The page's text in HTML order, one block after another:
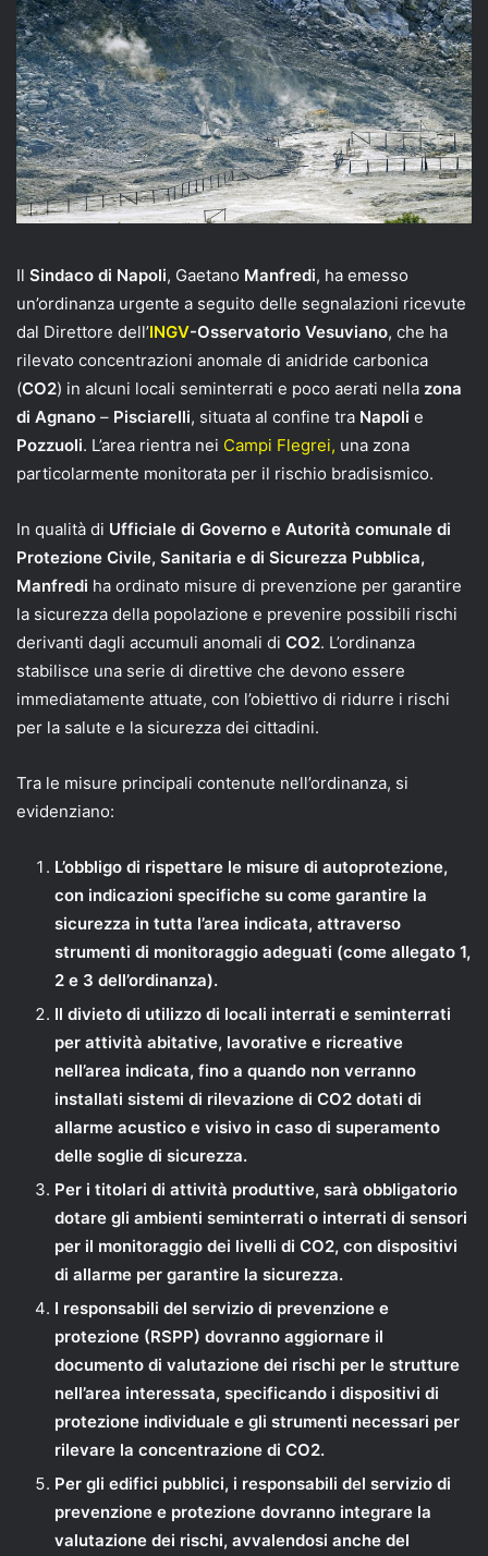
Il Sindaco di Napoli, Gaetano Manfredi, ha emesso
un’ordinanza urgente a seguito delle segnalazioni ricevute
dal Direttore dell’INGV-Osservatorio Vesuviano, che ha
rilevato concentrazioni anomale di anidride carbonica
(CO2) in alcuni locali seminterrati e poco aerati nella zona
di Agnano – Pisciarelli, situata al confine tra Napoli e
Pozzuoli. L’area rientra nei Campi Flegrei, una zona
particolarmente monitorata per il rischio bradisismico.
In qualità di Ufficiale di Governo e Autorità comunale di
Protezione Civile, Sanitaria e di Sicurezza Pubblica,
Manfredi ha ordinato misure di prevenzione per garantire
la sicurezza della popolazione e prevenire possibili rischi
derivanti dagli accumuli anomali di CO2. L’ordinanza
stabilisce una serie di direttive che devono essere
immediatamente attuate, con l’obiettivo di ridurre i rischi
per la salute e la sicurezza dei cittadini.
Tra le misure principali contenute nell’ordinanza, si
evidenziano:
L’obbligo di rispettare le misure di autoprotezione,
con indicazioni specifiche su come garantire la
sicurezza in tutta l’area indicata, attraverso
strumenti di monitoraggio adeguati (come allegato 1,
2 e 3 dell’ordinanza).
Il divieto di utilizzo di locali interrati e seminterrati
per attività abitative, lavorative e ricreative
nell’area indicata, fino a quando non verranno
installati sistemi di rilevazione di CO2 dotati di
allarme acustico e visivo in caso di superamento
delle soglie di sicurezza.
Per i titolari di attività produttive, sarà obbligatorio
dotare gli ambienti seminterrati o interrati di sensori
per il monitoraggio dei livelli di CO2, con dispositivi
di allarme per garantire la sicurezza.
I responsabili del servizio di prevenzione e
protezione (RSPP) dovranno aggiornare il
documento di valutazione dei rischi per le strutture
nell’area interessata, specificando i dispositivi di
protezione individuale e gli strumenti necessari per
rilevare la concentrazione di CO2.
Per gli edifici pubblici, i responsabili del servizio di
prevenzione e protezione dovranno integrare la
valutazione dei rischi, avvalendosi anche del